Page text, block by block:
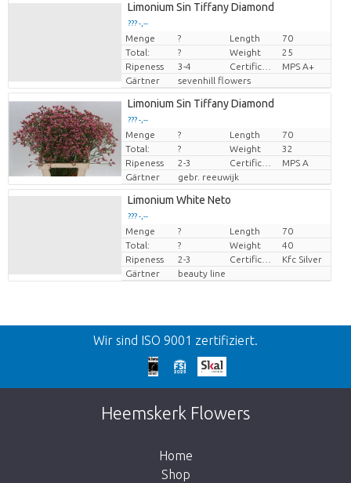
Limonium Sin Tiffany Diamond
??? -,--
Preis pro Stück
Menge ? Length
70
Total:
? Weight
25
Ripeness
3-4
MPS A+
Gärtner
sevenhill flowers
Limonium Sin Tiffany Diamond
??? -,--
Preis pro Stück
Menge ? Length
70
Total:
? Weight
32
Ripeness
2-3
MPS A
Gärtner
gebr. reeuwijk
Limonium White Neto
??? -,--
Preis pro Stück
Menge ? Length
70
Total:
? Weight
40
Ripeness
2-3
Kfc Silver
Gärtner
beauty line
Zurück
Wir bitten um Entschuldigung
Diese Seite existiert nicht. Klicken Sie auf
den untenstehenden Knopf, um zurück zum
Wir sind ISO 9001 zertifiziert.
Heemskerk Flowers
Home
Shop